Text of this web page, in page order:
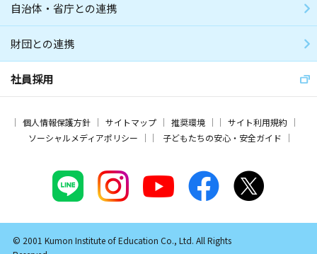
自治体・省庁との連携
財団との連携
社員採用
個人情報保護方針 サイトマップ 推奨環境
サイト利用規約
ソーシャルメディアポリシー
子どもたちの安心・安全ガイド
© 2001 Kumon Institute of Education Co., Ltd. All Rights